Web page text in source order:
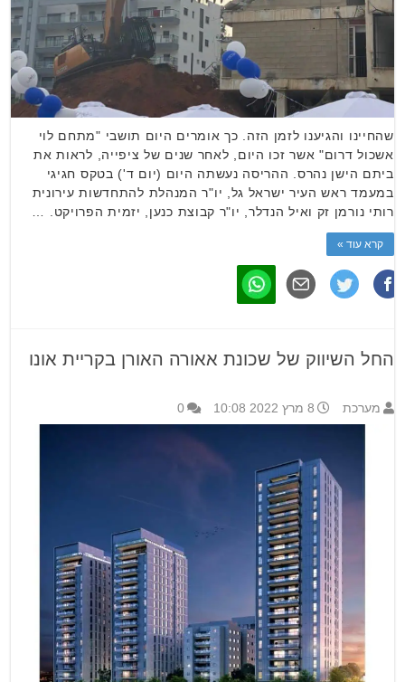
שהחיינו והגיענו לזמן הזה. כך אומרים היום תושבי "מתחם לוי
אשכול דרום" אשר זכו היום, לאחר שנים של ציפייה, לראות את
ביתם הישן נהרס. ההריסה נעשתה היום (יום ד') בטקס חגיגי
במעמד ראש העיר ישראל גל, יו"ר המנהלת להתחדשות עירונית
רותי נורמן זק ואיל הנדלר, יו"ר קבוצת כנען, יזמית הפרויקט. …
קרא עוד »
החל השיווק של שכונת אאורה האורן בקריית אונו
מערכת 8 מרץ 2022 10:08 0